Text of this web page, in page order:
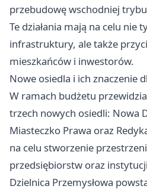
przebudowę wschodniej
Te działania mają na celu nie
infrastruktury, ale także
mieszkańców i inwestorów.
Nowe osiedla i ich znaczenie
W ramach budżetu
trzech nowych osiedli: Nowa
Miasteczko Prawa oraz
na celu stworzenie
przedsiębiorstw oraz
Dzielnica Przemysłowa